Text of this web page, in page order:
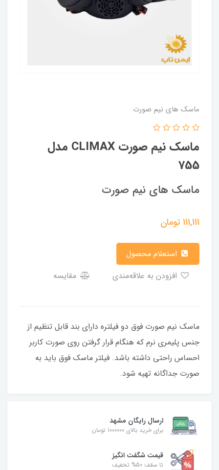
ماسک های نیم صورت
ماسک نیم صورت CLIMAX مدل
755
ماسک های نیم صورت
111,111تومان
مقایسه
ماسک نیم صورت فوق دو فیلتره دارای بند قابل تنظیم از
جنس پلیمری نرم که هنگام قرار گرفتن روی صورت کاربر
احساس راحتی داشته باشد. فیلتر ماسک فوق باید به
صورت جداگانه تهیه شود.
ارسال رایگان مشهد
برای خرید بالای 1000000 تومان
قیمت شگفت‌ انگیز
تا سقف 50% تخفیف